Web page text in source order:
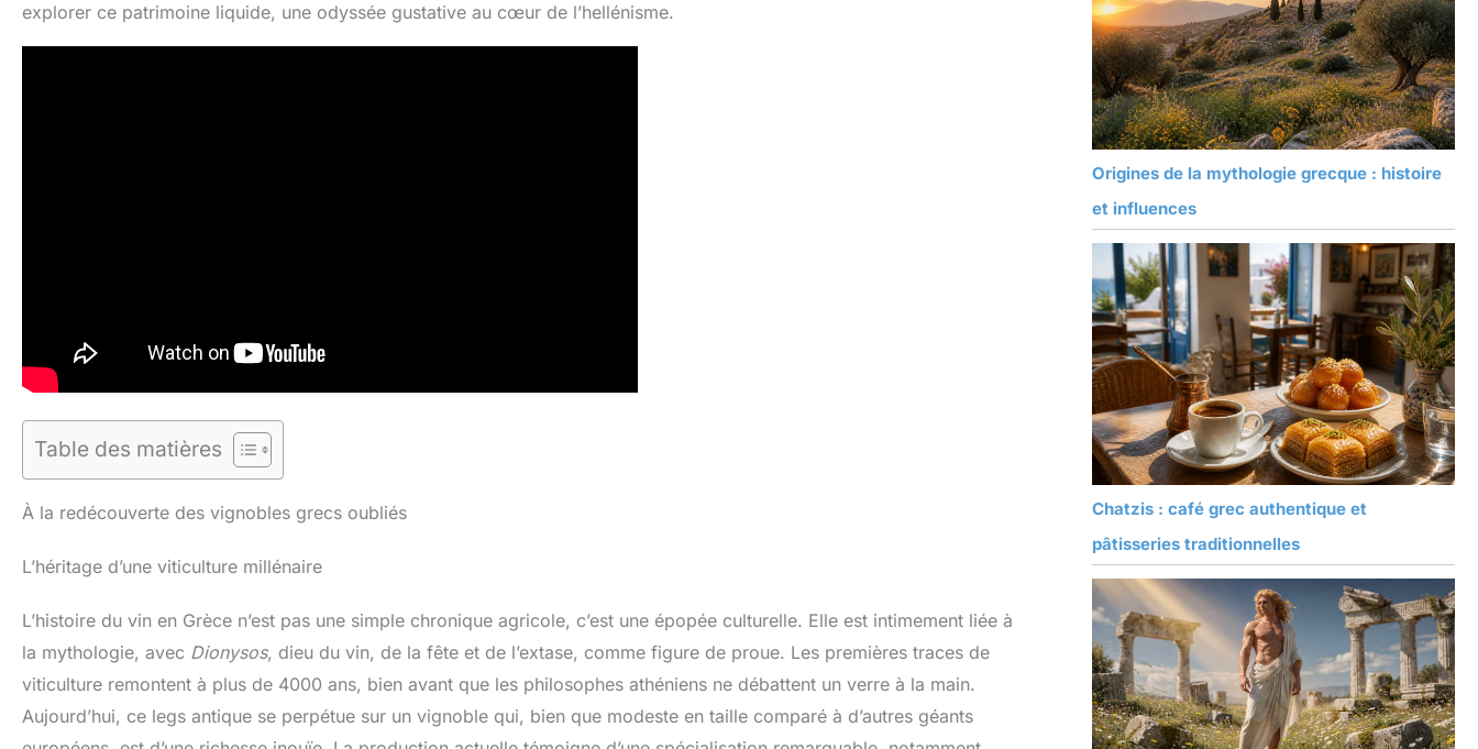
explorer ce patrimoine liquide, une odyssée gustative au cœur de l’hellénisme.
Table des matières
À la redécouverte des vignobles grecs oubliés
L’héritage d’une viticulture millénaire
L’histoire du vin en Grèce n’est pas une simple chronique agricole, c’est une épopée culturelle. Elle est intimement liée à
la mythologie, avec Dionysos, dieu du vin, de la fête et de l’extase, comme figure de proue. Les premières traces de
viticulture remontent à plus de 4000 ans, bien avant que les philosophes athéniens ne débattent un verre à la main.
Aujourd’hui, ce legs antique se perpétue sur un vignoble qui, bien que modeste en taille comparé à d’autres géants
Origines de la mythologie grecque : histoire
et influences
Chatzis : café grec authentique et
pâtisseries traditionnelles